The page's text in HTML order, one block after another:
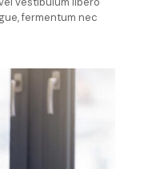
fermentum nec